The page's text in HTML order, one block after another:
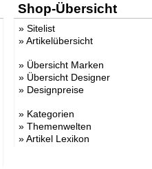
Shop-Übersicht
» Sitelist
»Artikelübersicht
» Übersicht Marken
» Übersicht Designer
» Designpreise
» Kategorien
» Themenwelten
»Artikel Lexikon